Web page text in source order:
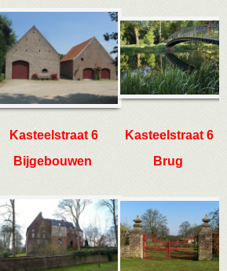
Kasteelstraat 6
Bijgebouwen
Kasteelstraat 6
Brug